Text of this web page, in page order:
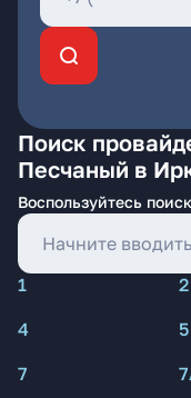
Поиск
Песчаный в
Воспользуйтесь
1 2
4
5
7